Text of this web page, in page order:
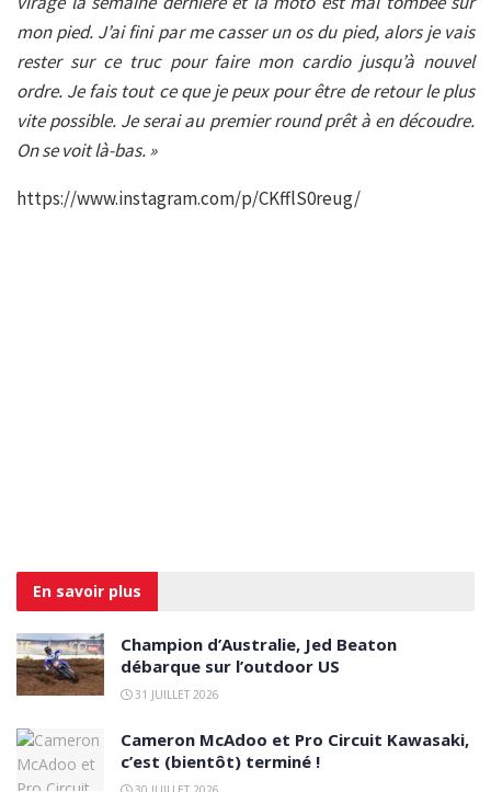
mon pied. J’ai fini par me casser un os du pied, alors je vais
rester sur ce truc pour faire mon cardio jusqu’à nouvel
ordre. Je fais tout ce que je peux pour être de retour le plus
vite possible. Je serai au premier round prêt à en découdre.
On se voit là-bas. »
https://www.instagram.com/p/CKfflS0reug/
En savoir plus
Champion d’Australie, Jed Beaton
débarque sur l’outdoor US
31 JUILLET 2026
Cameron McAdoo et Pro Circuit Kawasaki,
c’est (bientôt) terminé !